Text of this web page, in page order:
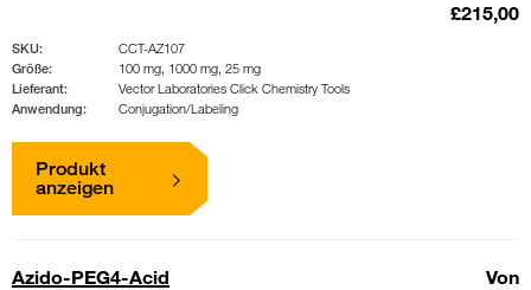
£215,00
SKU:
CCT-AZ107
Größe:
100 mg, 1000 mg, 25 mg
Lieferant:
Vector Laboratories Click Chemistry Tools
Anwendung:
Conjugation/Labeling
Produkt
anzeigen
Azido-PEG4-Acid
Von